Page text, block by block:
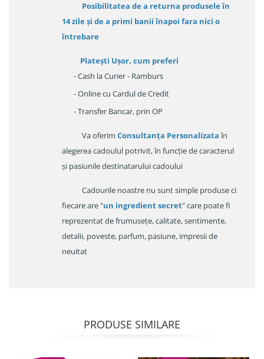
Posibilitatea de a returna produsele în
14 zileși de a primi banii înapoi fara nici o
întrebare
Platești Ușor, cum preferi
- Cash la Curier - Ramburs
- Online cu Cardul de Credit
- Transfer Bancar, prin OP
Va oferim Consultanța Personalizataîn
alegerea cadoulul potrivit, în funcție de caracterul
și pasiunile destinatarului cadoului
Cadourile noastre nu sunt simple produse ci
fiecare are "un ingredient secret" care poate fi
reprezentat de frumusețe, calitate, sentimente,
detalii, poveste, parfum, pasiune, impresii de
neuitat
PRODUSE SIMILARE